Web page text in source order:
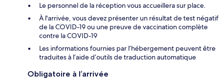
Le personnel de la réception vous accueillera sur place.
À l'arrivée, vous devez présenter un résultat de test négatif
de la COVID-19 ou une preuve de vaccination complète
contre la COVID-19
Les informations fournies par l’hébergement peuvent être
traduites à l’aide d’outils de traduction automatique
Obligatoire à l’arrivée